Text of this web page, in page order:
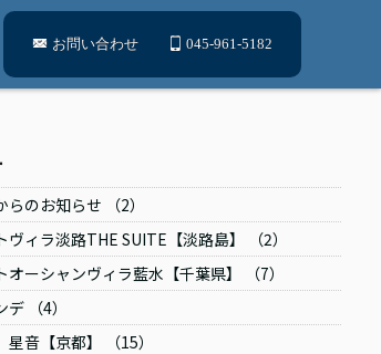
お問い合わせ 045-961-5182
のお知らせ （2）
ヴィラ淡路THE SUITE【淡路島】 （2）
オーシャンヴィラ藍水【千葉県】 （7）
（4）
音【京都】 （15）